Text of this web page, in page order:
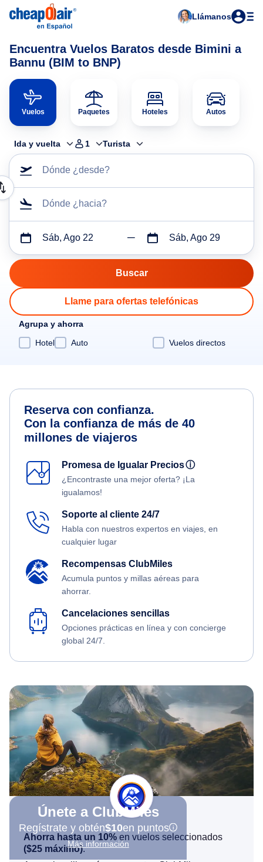
Llámanos
Encuentra Vuelos Baratos desde Bimini a
Bannu (BIM to BNP)
Vuelos Paquetes Hoteles Autos
Ida y vuelta 1 Turista
Dónde ¿desde?
Dónde ¿hacia?
Sáb, Ago 22 Sáb, Ago 29
Llame para ofertas telefónicas
Agrupa y ahorra
Hotel
Auto Vuelos directos
Reserva con confianza.
Con la confianza de más de 40
millones de viajeros
Promesa de Igualar Preciosⓘ
¿Encontraste una mejor oferta? ¡La
igualamos!
Soporte al cliente 24/7
Habla con nuestros expertos en viajes, en
cualquier lugar
Recompensas ClubMiles
Acumula puntos y millas aéreas para
ahorrar.
Cancelaciones sencillas
Opciones prácticas en línea y con concierge
global 24/7.
Únete a ClubMiles
Regístrate y obtén$10en puntos
Más información
Ahorra hasta un 10% en vuelos seleccionados
($25 máximo).